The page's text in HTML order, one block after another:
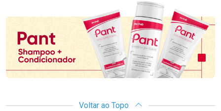
Promoção em Destaque
Voltar ao Topo